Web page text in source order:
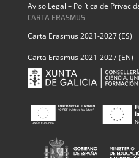
Aviso Legal – Política de
CARTA ERASMUS
Carta Erasmus 2021-2027 (ES)
Carta Erasmus 2021-2027 (EN)